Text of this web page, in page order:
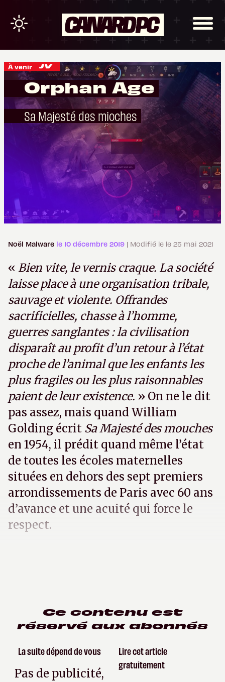
À venir
Orphan Age
Sa Majesté des mioches
Noël Malware le 10 décembre 2019 | Modifié le le 25 mai 2021
« Bien vite, le vernis craque. La société
laisse place à une organisation tribale,
sauvage et violente. Offrandes
sacrificielles, chasse à l’homme,
guerres sanglantes : la civilisation
disparaît au profit d’un retour à l’état
proche de l’animal que les enfants les
plus fragiles ou les plus raisonnables
paient de leur existence. » On ne le dit
pas assez, mais quand William
Golding écrit Sa Majesté des mouches
en 1954, il prédit quand même l’état
de toutes les écoles maternelles
situées en dehors des sept premiers
arrondissements de Paris avec 60 ans
d’avance et une acuité qui force le
respect.
Ce contenu est
réservé aux abonnés
La suite dépend de vous
Pas de publicité,
Lire cet article
gratuitement